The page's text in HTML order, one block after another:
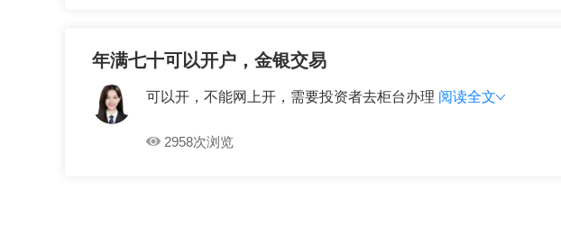
年满七十可以开户，金银交易
可以开，不能网上开，需要投资者去柜台办理 阅读全文
2958次浏览